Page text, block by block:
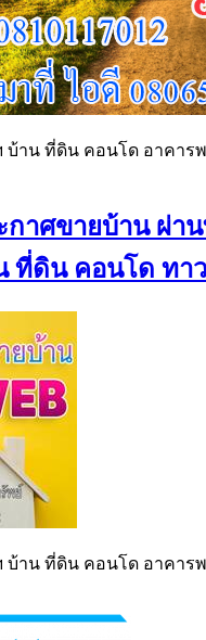
บ้าน ที่ดิน คอนโด อาคาร
กาศขายบ้าน ผ่า
ที่ดิน คอนโด ทา
บ้าน ที่ดิน คอนโด อาคาร